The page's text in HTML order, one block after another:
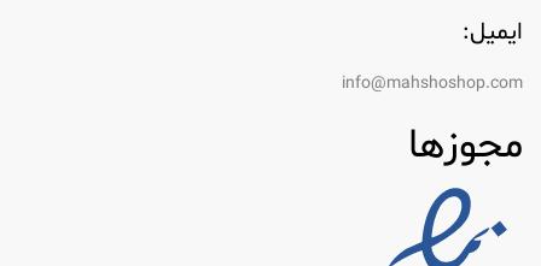
ایمیل:
info@mahshoshop.com
مجوزها